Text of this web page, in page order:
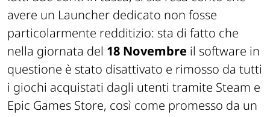
avere un Launcher dedicato non fosse
particolarmente redditizio: sta di fatto che
nella giornata del 18 Novembre il software in
questione è stato disattivato e rimosso da tutti
i giochi acquistati dagli utenti tramite Steam e
Epic Games Store, così come promesso da un